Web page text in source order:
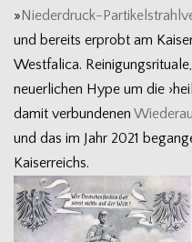
»Niederdruck-
und bereits erprobt am
West­fa­lica.
neu­er­li­chen Hype um die
damit ver­bun­de­nen
und das im Jahr 2021
Kaiserreichs.